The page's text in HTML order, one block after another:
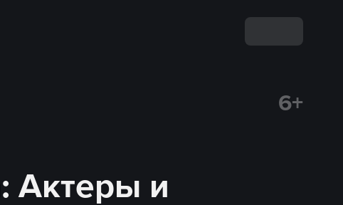
6+
: Актеры и